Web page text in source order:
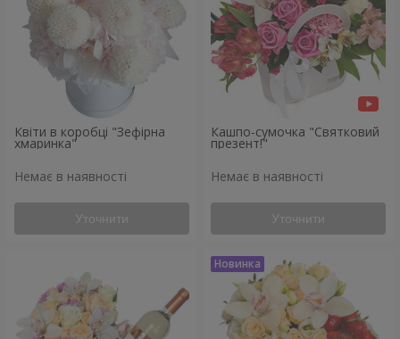
Квіти в коробці "Зефірна
хмаринка"
Немає в наявності
Уточнити
Кашпо-сумочка "Святковий
презент!"
Немає в наявності
Уточнити